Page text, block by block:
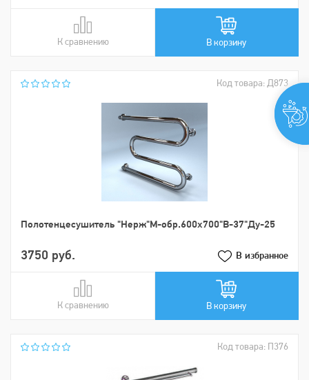
К сравнению
В сравнении В корзину
Код товара: Д873
Пoлoтенцеcушитель "Нерж"М-обр.600х700"В-37"Ду-25
3750 руб. В избранное
К сравнению
В сравнении В корзину
Код товара: П376